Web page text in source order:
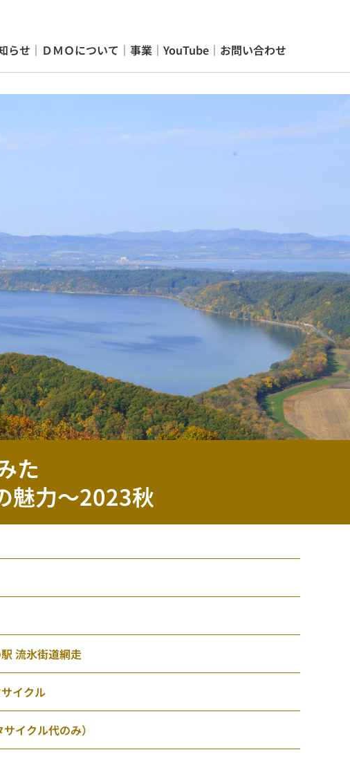
らせ ｜ ＤＭＯについて ｜ 事業 ｜ YouTube ｜ お問い合わせ
いて｜ 事業｜YouTube｜お問い合わせ
た
魅力〜2023秋
流氷街道網走
イクル
イクル代のみ）